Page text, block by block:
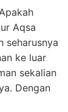
Aqsa
seharusnya
ke luar
sekalian
Dengan